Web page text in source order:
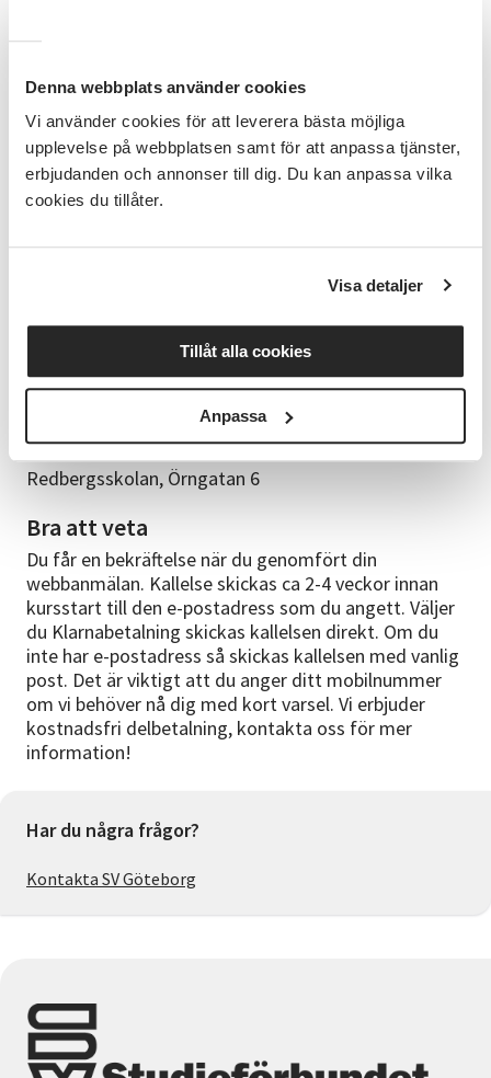
Denna webbplats använder cookies
Vi använder cookies för att leverera bästa möjliga
upplevelse på webbplatsen samt för att anpassa tjänster,
erbjudanden och annonser till dig. Du kan anpassa vilka
cookies du tillåter.
Visa detaljer
Tillåt alla cookies
Anpassa
Förkunskaper
Kursmaterial
Du får gärna ta med eget silvermaterial men du kan
naturligtvis även köpa silvermaterial direkt på kursen.
Pris 25 kr per gram. Då betalar du i efterskott på
fördel dina gamla smycken eller silverföremål (även
men om du vill kan du också arbeta i andra metaller
Janine Fivaz
Kurslokal
Redbergsskolan, Örngatan 6
Bra att veta
Du får en bekräftelse när du genomfört din
webbanmälan. Kallelse skickas ca 2-4 veckor innan
kursstart till den e-postadress som du angett. Väljer
du Klarnabetalning skickas kallelsen direkt. Om du
inte har e-postadress så skickas kallelsen med vanlig
post. Det är viktigt att du anger ditt mobilnummer
om vi behöver nå dig med kort varsel. Vi erbjuder
kostnadsfri delbetalning, kontakta oss för mer
information!
Har du några frågor?
Kontakta SV Göteborg